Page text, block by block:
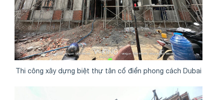
Thi công xây dựng biệt thự tân cổ điển phong cách Dubai